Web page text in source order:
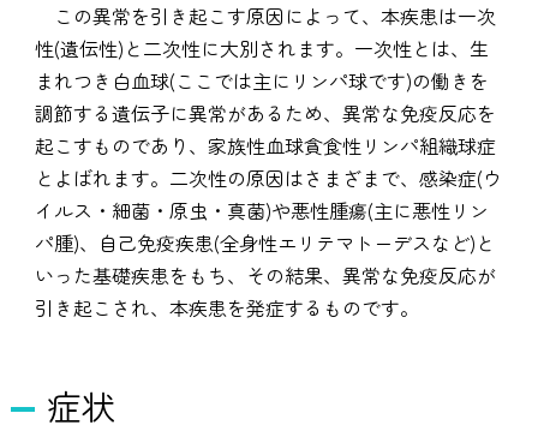
この異常を引き起こす原因によって、本疾患は一次
性(遺伝性)と二次性に大別されます。一次性とは、生
まれつき白血球(ここでは主にリンパ球です)の働きを
調節する遺伝子に異常があるため、異常な免疫反応を
起こすものであり、家族性血球貪食性リンパ組織球症
とよばれます。二次性の原因はさまざまで、感染症(ウ
イルス・細菌・原虫・真菌)や悪性腫瘍(主に悪性リン
パ腫)、自己免疫疾患(全身性エリテマトーデスなど)と
いった基礎疾患をもち、その結果、異常な免疫反応が
引き起こされ、本疾患を発症するものです。
症状